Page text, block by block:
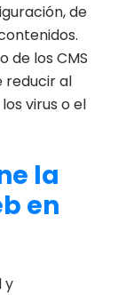
de
de los CMS
reducir al
virus o el
la
en
y